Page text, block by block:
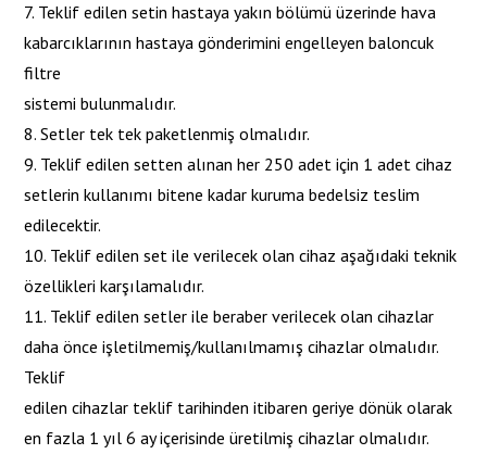
7. Teklif edilen setin hastaya yakın bölümü üzerinde hava
kabarcıklarının hastaya gönderimini engelleyen baloncuk
filtre
sistemi bulunmalıdır.
8. Setler tek tek paketlenmiş olmalıdır.
9. Teklif edilen setten alınan her 250 adet için 1 adet cihaz
setlerin kullanımı bitene kadar kuruma bedelsiz teslim
edilecektir.
10. Teklif edilen set ile verilecek olan cihaz aşağıdaki teknik
özellikleri karşılamalıdır.
11. Teklif edilen setler ile beraber verilecek olan cihazlar
daha önce işletilmemiş/kullanılmamış cihazlar olmalıdır.
Teklif
edilen cihazlar teklif tarihinden itibaren geriye dönük olarak
en fazla 1 yıl 6 ay içerisinde üretilmiş cihazlar olmalıdır.